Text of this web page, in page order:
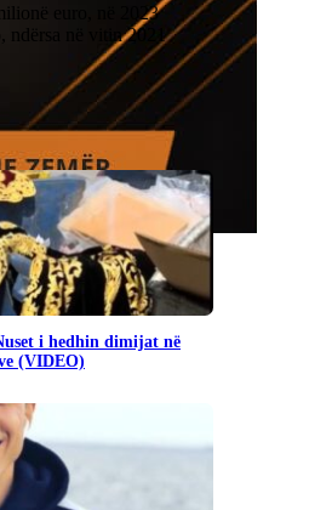
euro, në 2023
ndërsa në vitin 2021
i hedhin dimijat në
(VIDEO)